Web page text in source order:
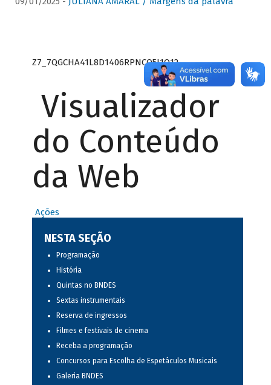
Z7_7QGCHA41L8D1406RPNCQ5J1O12
Visualizador
do Conteúdo
da Web
Ações
NESTA SEÇÃO
Programação
História
Quintas no BNDES
Sextas instrumentais
Reserva de ingressos
Filmes e festivais de cinema
Receba a programação
Concursos para Escolha de Espetáculos Musicais
Galeria BNDES